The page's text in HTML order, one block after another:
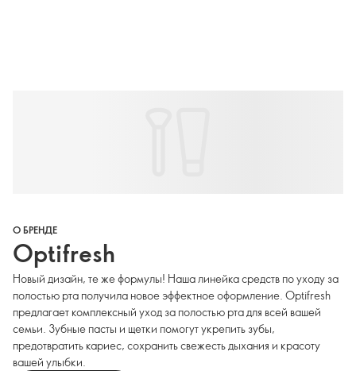
О БРЕНДЕ
Optifresh
Новый дизайн, те же формулы! Наша линейка средств по уходу за
полостью рта получила новое эффектное оформление. Optifresh
предлагает комплексный уход за полостью рта для всей вашей
семьи. Зубные пасты и щетки помогут укрепить зубы,
предотвратить кариес, сохранить свежесть дыхания и красоту
вашей улыбки.